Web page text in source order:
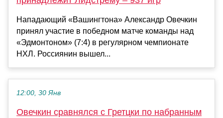
Нападающий «Вашингтона» Александр Овечкин
принял участие в победном матче команды над
«Эдмонтоном» (7:4) в регулярном чемпионате
НХЛ. Россиянин вышел...
12:00, 30 Янв
Овечкин сравнялся с Гретцки по набранным